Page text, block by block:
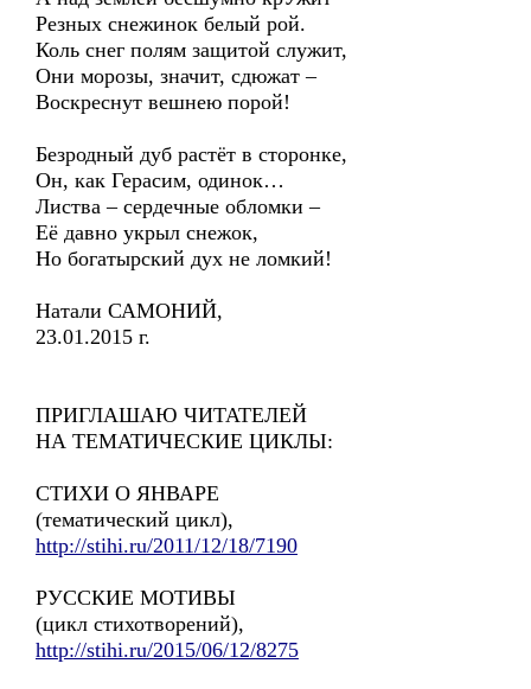
Резных снежинок белый рой.
Коль снег полям защитой служит,
Они морозы, значит, сдюжат –
Воскреснут вешнею порой!
Безродный дуб растёт в сторонке,
Он, как Герасим, одинок…
Листва – сердечные обломки –
Её давно укрыл снежок,
Но богатырский дух не ломкий!
Натали САМОНИЙ,
23.01.2015 г.
ПРИГЛАШАЮ ЧИТАТЕЛЕЙ
НА ТЕМАТИЧЕСКИЕ ЦИКЛЫ:
СТИХИ О ЯНВАРЕ
(тематический цикл),
http://stihi.ru/2011/12/18/7190
РУССКИЕ МОТИВЫ
(цикл стихотворений),
http://stihi.ru/2015/06/12/8275